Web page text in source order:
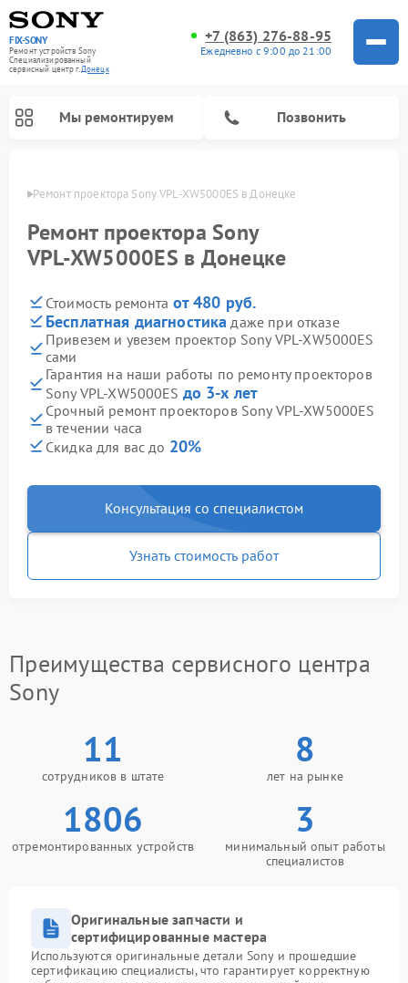
FIX-SONY
Ремонт устройств Sony
Специализированный
cервисный центр г. Донецк
+7 (863) 276-88-95
Ежедневно с 9:00 до 21:00
Мы ремонтируем Позвонить
Ремонт проектора Sony VPL‑XW5000ES в Донецке
Ремонт проектора Sony
VPL‑XW5000ES в Донецке
Стоимость ремонта от 480 руб.
Бесплатная диагностика даже при отказе
Привезем и увезем проектор Sony VPL‑XW5000ES
сами
Гарантия на наши работы по ремонту проекторов
Sony VPL‑XW5000ES до 3-х лет
Срочный ремонт проекторов Sony VPL‑XW5000ES
в течении часа
Скидка для вас до 20%
Консультация со специалистом
Узнать стоимость работ
Преимущества сервисного центра
Sony
11
сотрудников в штате
8
лет на рынке
1806
отремонтированных устройств
3
минимальный опыт работы
специалистов
Оригинальные запчасти и
сертифицированные мастера
Используются оригинальные детали Sony и прошедшие
сертификацию специалисты, что гарантирует корректную